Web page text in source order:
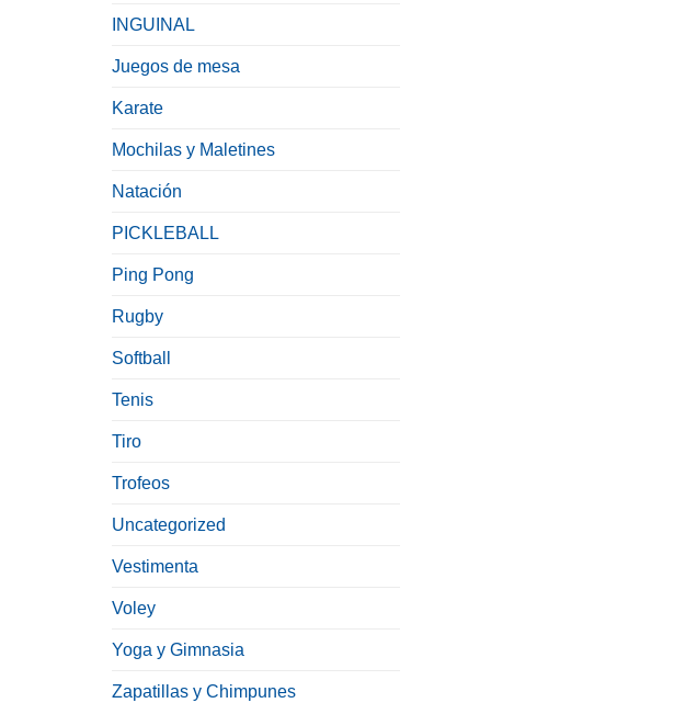
INGUINAL
Juegos de mesa
Karate
Mochilas y Maletines
Natación
PICKLEBALL
Ping Pong
Rugby
Softball
Tenis
Tiro
Trofeos
Uncategorized
Vestimenta
Voley
Yoga y Gimnasia
Zapatillas y Chimpunes